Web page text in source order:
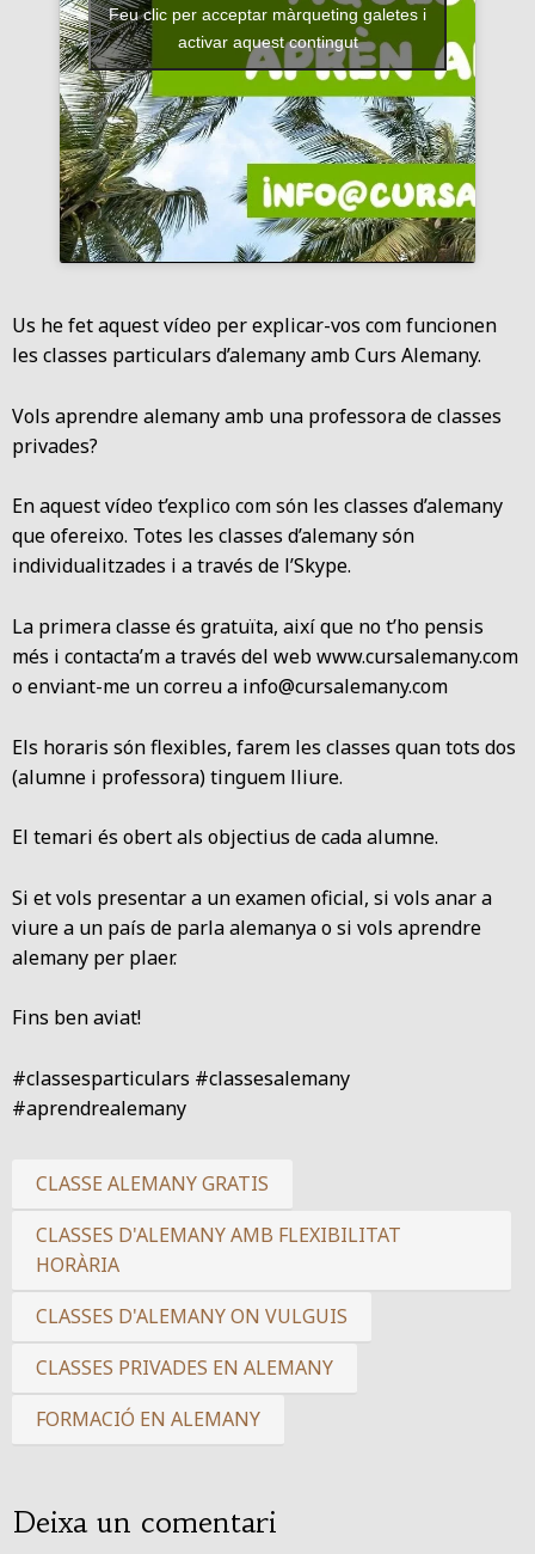
Feu clic per acceptar màrqueting galetes i
activar aquest contingut
Us he fet aquest vídeo per explicar-vos com funcionen
les classes particulars d’alemany amb Curs Alemany.
Vols aprendre alemany amb una professora de classes
privades?
En aquest vídeo t’explico com són les classes d’alemany
que ofereixo. Totes les classes d’alemany són
individualitzades i a través de l’Skype.
La primera classe és gratuïta, així que no t’ho pensis
més i contacta’m a través del web www.cursalemany.com
o enviant-me un correu a info@cursalemany.com
Els horaris són flexibles, farem les classes quan tots dos
(alumne i professora) tinguem lliure.
El temari és obert als objectius de cada alumne.
Si et vols presentar a un examen oficial, si vols anar a
viure a un país de parla alemanya o si vols aprendre
alemany per plaer.
Fins ben aviat!
#classesparticulars #classesalemany
#aprendrealemany
CLASSE ALEMANY GRATIS
CLASSES D'ALEMANY AMB FLEXIBILITAT
HORÀRIA
CLASSES D'ALEMANY ON VULGUIS
CLASSES PRIVADES EN ALEMANY
FORMACIÓ EN ALEMANY
Deixa un comentari